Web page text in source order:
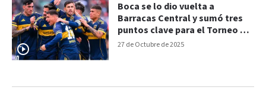
27 de Octubre de 2025
Boca se lo dio vuelta a
Barracas Central y sumó tres
puntos clave para el Torneo y
la Copa